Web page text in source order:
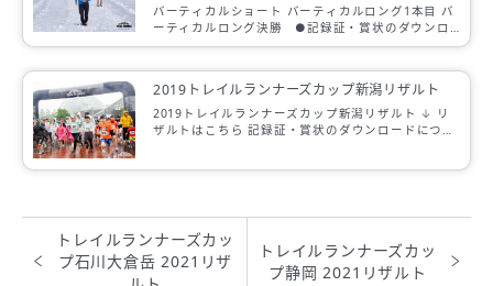
バーティカルショート バーティカルロング1本目 バ
ーティカルロング決勝 ●記録証・賞状のダウンロ
ードについてはこちらをご覧ください ↓ 記録証・賞
2019トレイルランナーズカップ新潟リザルト
2019トレイルランナーズカップ新潟リザルト ↓ リ
ザルトはこちら 記録証・賞状のダウンロードについ
トレイルランナーズカッ
プ石川大倉岳 2021リザ
トレイルランナーズカッ
プ静岡 2021リザルト